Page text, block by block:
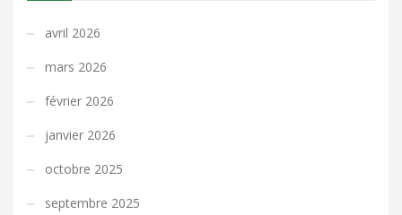
avril 2026
mars 2026
février 2026
janvier 2026
octobre 2025
septembre 2025